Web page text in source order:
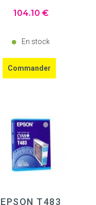
104.10 €
En stock
EPSON T483